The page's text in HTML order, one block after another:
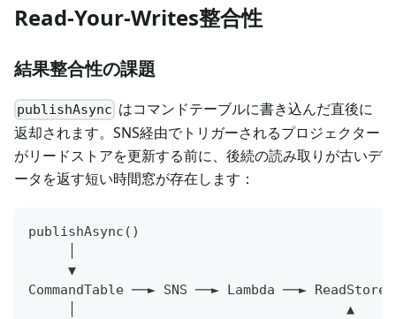
Read-Your-Writes整合性
結果整合性の課題
publishAsync はコマンドテーブルに書き込んだ直後に
返却されます。SNS経由でトリガーされるプロジェクター
がリードストアを更新する前に、後続の読み取りが古いデ
ータを返す短い時間窓が存在します：
publishAsync()
     ▼
CommandTable ──► SNS ──► Lambda ──► ReadStore
     │                                  ▲